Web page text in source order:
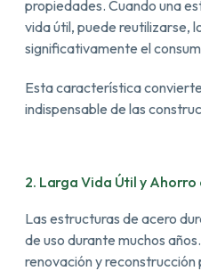
propiedades. Cuando una
vida útil, puede reutilizarse,
significativamente el
Esta característica
indispensable de las
2. Larga Vida Útil y Ahorro
Las estructuras de acero
de uso durante muchos
renovación y reconstrucción